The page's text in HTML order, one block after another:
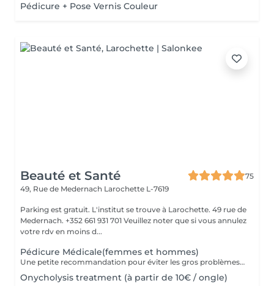
Pédicure + Pose Vernis Couleur
Beauté et Santé
75
49, Rue de Medernach Larochette L-7619
Parking est gratuit. L'institut se trouve à Larochette. 49 rue de
Medernach. +352 661 931 701 Veuillez noter que si vous annulez
votre rdv en moins d...
Pédicure Médicale(femmes et hommes)
Une petite recommandation pour éviter les gros problèmes: 1. Nous corrigeons la longueur des ongles avec une lime à ongles pour ongles naturels au moins une fois par semaine. 2. Nous n'arrondissons, ni ne coupons les coins ! 3. La forme des ongles de pied est un carré mou (ni rond, ni ovale) Pour courir, il vous faut : 1. Choisire des chaussures en tenant compte des nuances de la structure de votre pied! 2. Vérifier systématiquement la longueur des ongles! 3. Consulter un orthopédiste s'il y a des déformations visibles. Dans le cas contraire, courir apportera plus de problèmes que de bien. Prenez soin de votre santé!
Onycholysis treatment (à partir de 10€ / ongle)